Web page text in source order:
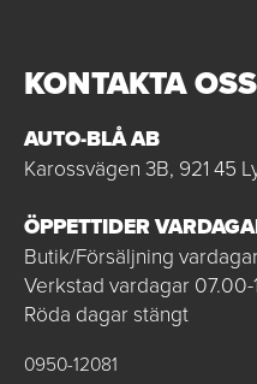
KONTAKTA OSS
AUTO-BLÅ AB
Karossvägen 3B, 921 45
ÖPPETTIDER
Butik/Försäljning
Verkstad vardagar 07.00-
Röda dagar stängt
0950-12081